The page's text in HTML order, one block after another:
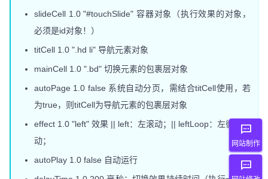
slideCell 1.0 "#touchSlide" 容器对象（执行效果的对象，
必须是id对象！）
titCell 1.0 ".hd li" 导航元素对象
mainCell 1.0 ".bd" 切换元素的包裹层对象
autoPage 1.0 false 系统自动分页，需结合titCell使用，若
为true，则titCell为导航元素的包裹层对象
effect 1.0 "left" 效果 || left：左滚动；|| leftLoop：左循环滚
动；
autoPlay 1.0 false 自动运行
网站制作